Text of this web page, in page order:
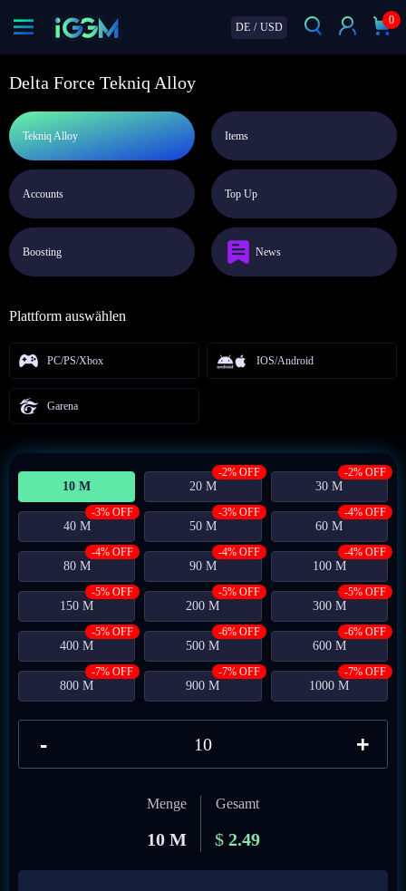
DE / USD
0
Delta Force Tekniq Alloy
Tekniq Alloy Items
Accounts Top Up
Boosting News
Plattform auswählen
PC/PS/Xbox IOS/Android
Garena
10 M 20 M
-2% OFF
30 M
-2% OFF
40 M
-3% OFF
50 M
-3% OFF
60 M
-4% OFF
80 M
-4% OFF
90 M
-4% OFF
100 M
-4% OFF
150 M
-5% OFF
200 M
-5% OFF
300 M
-5% OFF
400 M
-5% OFF
500 M
-6% OFF
600 M
-6% OFF
800 M
-7% OFF
900 M
-7% OFF
1000 M
-7% OFF
- +
Menge
10 M
Gesamt
$ 2.49